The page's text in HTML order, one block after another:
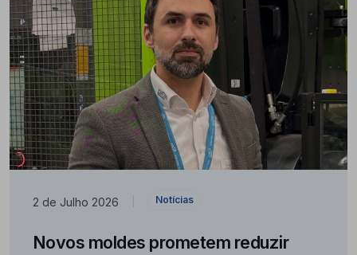
2 de Julho 2026 Notícias
Novos moldes prometem reduzir